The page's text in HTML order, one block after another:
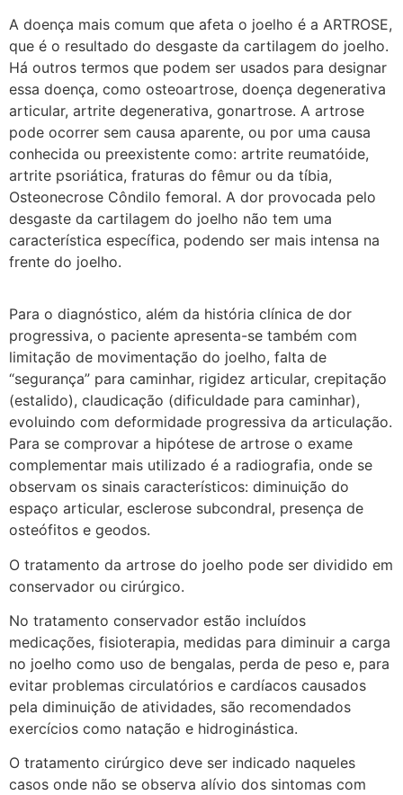
A doença mais comum que afeta o joelho é a ARTROSE,
que é o resultado do desgaste da cartilagem do joelho.
Há outros termos que podem ser usados para designar
essa doença, como osteoartrose, doença degenerativa
articular, artrite degenerativa, gonartrose. A artrose
pode ocorrer sem causa aparente, ou por uma causa
conhecida ou preexistente como: artrite reumatóide,
artrite psoriática, fraturas do fêmur ou da tíbia,
Osteonecrose Côndilo femoral. A dor provocada pelo
desgaste da cartilagem do joelho não tem uma
característica específica, podendo ser mais intensa na
frente do joelho.
Para o diagnóstico, além da história clínica de dor
progressiva, o paciente apresenta-se também com
limitação de movimentação do joelho, falta de
“segurança” para caminhar, rigidez articular, crepitação
(estalido), claudicação (dificuldade para caminhar),
evoluindo com deformidade progressiva da articulação.
Para se comprovar a hipótese de artrose o exame
complementar mais utilizado é a radiografia, onde se
observam os sinais característicos: diminuição do
espaço articular, esclerose subcondral, presença de
osteófitos e geodos.
O tratamento da artrose do joelho pode ser dividido em
conservador ou cirúrgico.
No tratamento conservador estão incluídos
medicações, fisioterapia, medidas para diminuir a carga
no joelho como uso de bengalas, perda de peso e, para
evitar problemas circulatórios e cardíacos causados
pela diminuição de atividades, são recomendados
exercícios como natação e hidroginástica.
O tratamento cirúrgico deve ser indicado naqueles
casos onde não se observa alívio dos sintomas com